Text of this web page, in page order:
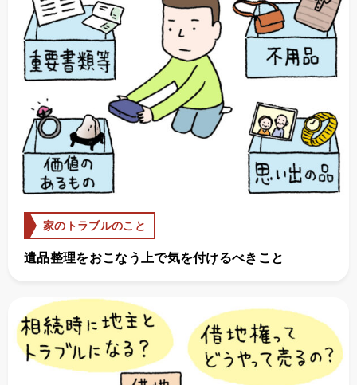
家のトラブルのこと
遺品整理をおこなう上で気を付けるべきこと